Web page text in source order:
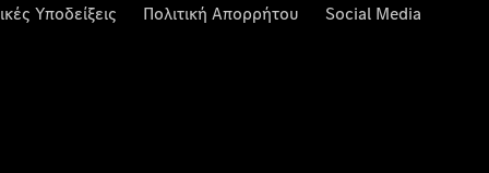
Υποδείξεις Πολιτική Απορρήτου Social Media